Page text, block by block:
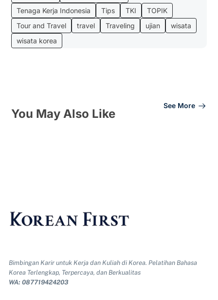
Tenaga Kerja Indonesia
Tips TKI
TOPIK
Tour and Travel
travel Traveling ujian
wisata
wisata korea
You May Also Like
See More
Bimbingan Karir untuk Kerja dan Kuliah di Korea. Pelatihan Bahasa
Korea Terlengkap, Terpercaya, dan Berkualitas
WA: 087719424203